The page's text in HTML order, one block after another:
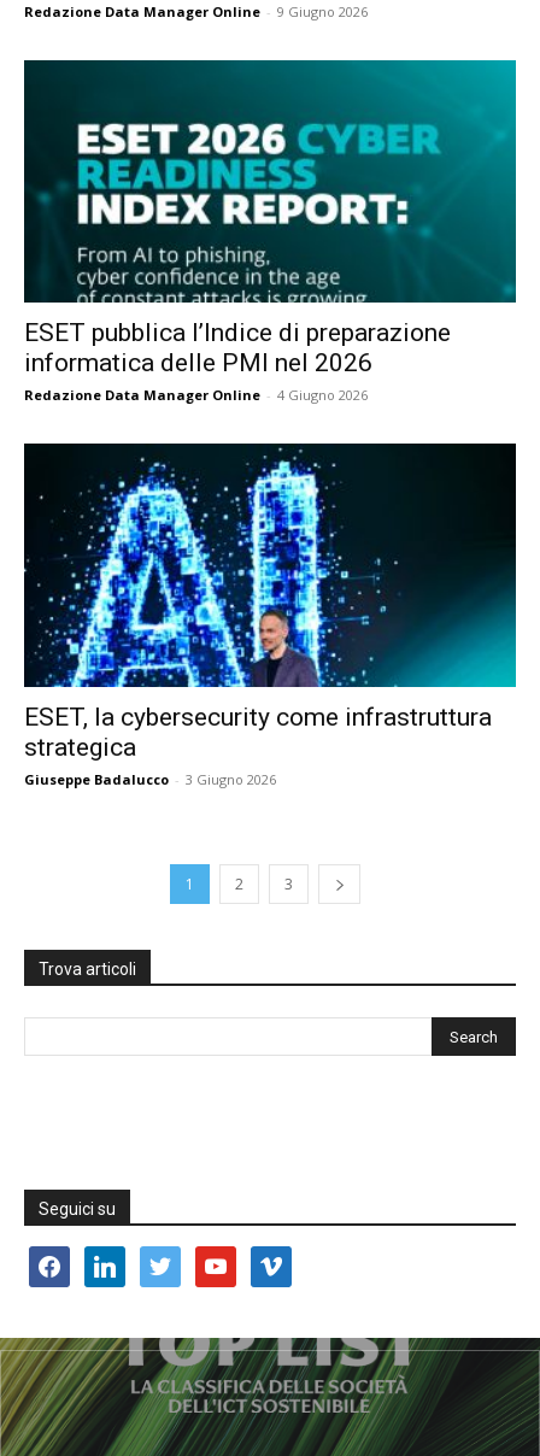
Redazione Data Manager Online - 9 Giugno 2026
ESET pubblica l’Indice di preparazione
informatica delle PMI nel 2026
Redazione Data Manager Online - 4 Giugno 2026
ESET, la cybersecurity come infrastruttura
strategica
Giuseppe Badalucco - 3 Giugno 2026
1 2 3
Trova articoli
Seguici su
facebooklinkedin twitter youtube vimeo